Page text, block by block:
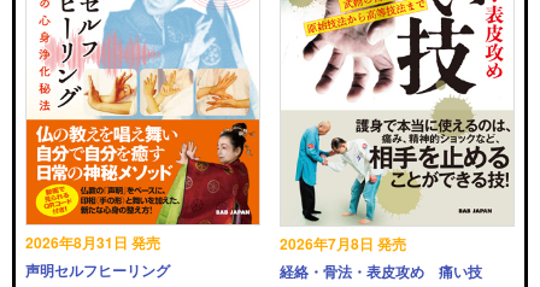
2026年8月31日 発売
声明セルフヒーリング
2026年7月8日 発売
経絡・骨法・表皮攻め 痛い技